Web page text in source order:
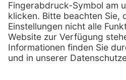
Zertifikat